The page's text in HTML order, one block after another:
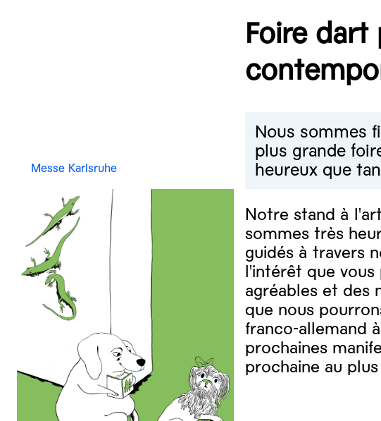
Foire
Messe Karlsruhe
Nous sommes
plus grande
heureux que
Notre stand à
sommes très
guidés à travers
l'intérêt que
agréables et des
que nous
franco-allemand
prochaines
prochaine au